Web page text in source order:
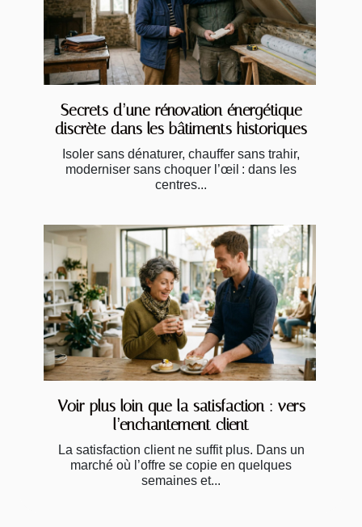
Secrets d’une rénovation énergétique
discrète dans les bâtiments historiques
Isoler sans dénaturer, chauffer sans trahir,
moderniser sans choquer l’œil : dans les
centres...
Voir plus loin que la satisfaction : vers
l’enchantement client
La satisfaction client ne suffit plus. Dans un
marché où l’offre se copie en quelques
semaines et...